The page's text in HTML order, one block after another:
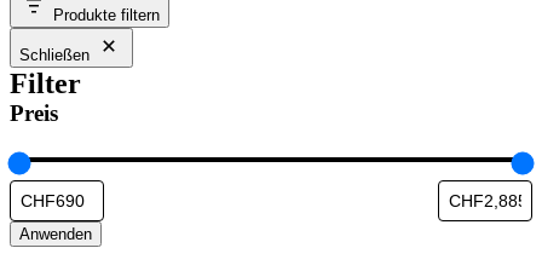
Produkte filtern
Schließen
Filter
Preis
Anwenden